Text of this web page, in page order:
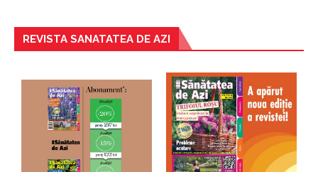
REVISTA SANATATEA DE AZI